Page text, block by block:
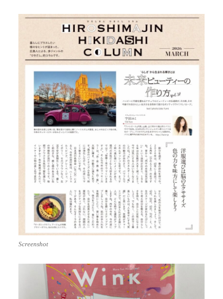
Screenshot